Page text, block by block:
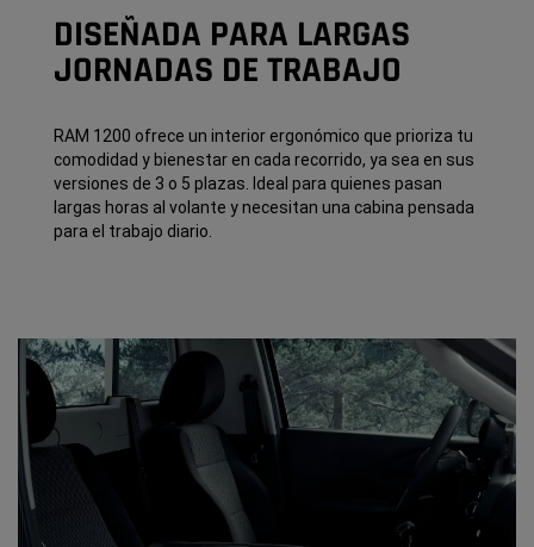
DISEÑADA PARA LARGAS
JORNADAS DE TRABAJO
RAM 1200 ofrece un interior ergonómico que prioriza tu
comodidad y bienestar en cada recorrido, ya sea en sus
versiones de 3 o 5 plazas. Ideal para quienes pasan
largas horas al volante y necesitan una cabina pensada
para el trabajo diario.